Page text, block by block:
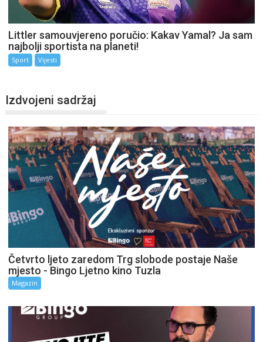
Littler samouvjereno poručio: Kakav Yamal? Ja sam
najbolji sportista na planeti!
Sport Vijesti
Izdvojeni sadržaj
Četvrto ljeto zaredom Trg slobode postaje Naše
mjesto - Bingo Ljetno kino Tuzla
Magazin